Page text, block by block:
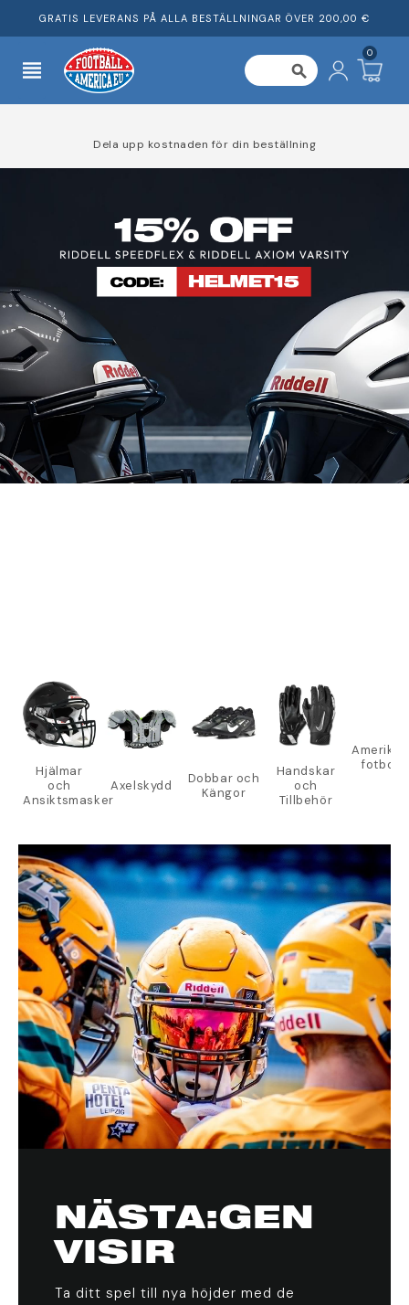
GRATIS LEVERANS PÅ ALLA BESTÄLLNINGAR ÖVER 200,00 €
view_headline search
0
Dela upp kostnaden för din beställning
Hjälmar
och
Ansiktsmasker
Axelskydd
Dobbar och
Kängor
Handskar
och
Tillbehör
NÄSTA:GEN
VISIR
Ta ditt spel till nya höjder med de